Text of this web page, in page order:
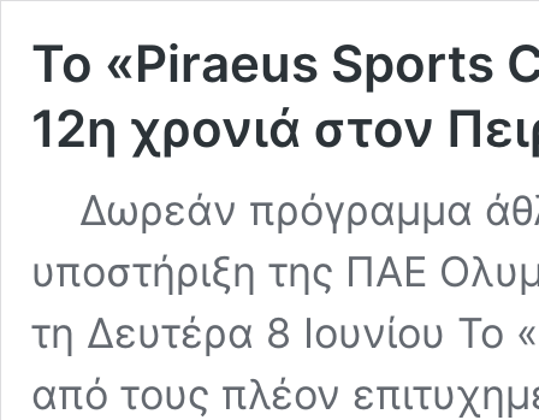
Το «Piraeus Sports
12η χρονιά στον
Δωρεάν πρόγραμμα
υποστήριξη της ΠΑΕ
τη Δευτέρα 8 Ιουνίου
από τους πλέον